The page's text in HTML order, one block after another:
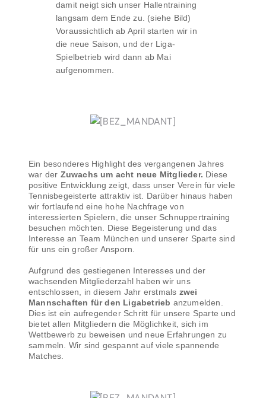
damit neigt sich unser Hallentraining
langsam dem Ende zu. (siehe Bild)
Voraussichtlich ab April starten wir in
die neue Saison, und der Liga-
Spielbetrieb wird dann ab Mai
aufgenommen.
Ein besonderes Highlight des vergangenen Jahres
war der Zuwachs um acht neue Mitglieder. Diese
positive Entwicklung zeigt, dass unser Verein für viele
Tennisbegeisterte attraktiv ist. Darüber hinaus haben
wir fortlaufend eine hohe Nachfrage von
interessierten Spielern, die unser Schnuppertraining
besuchen möchten. Diese Begeisterung und das
Interesse an Team München und unserer Sparte sind
für uns ein großer Ansporn.
Aufgrund des gestiegenen Interesses und der
wachsenden Mitgliederzahl haben wir uns
entschlossen, in diesem Jahr erstmals zwei
Mannschaften für den Ligabetrieb anzumelden.
Dies ist ein aufregender Schritt für unsere Sparte und
bietet allen Mitgliedern die Möglichkeit, sich im
Wettbewerb zu beweisen und neue Erfahrungen zu
sammeln. Wir sind gespannt auf viele spannende
Matches.